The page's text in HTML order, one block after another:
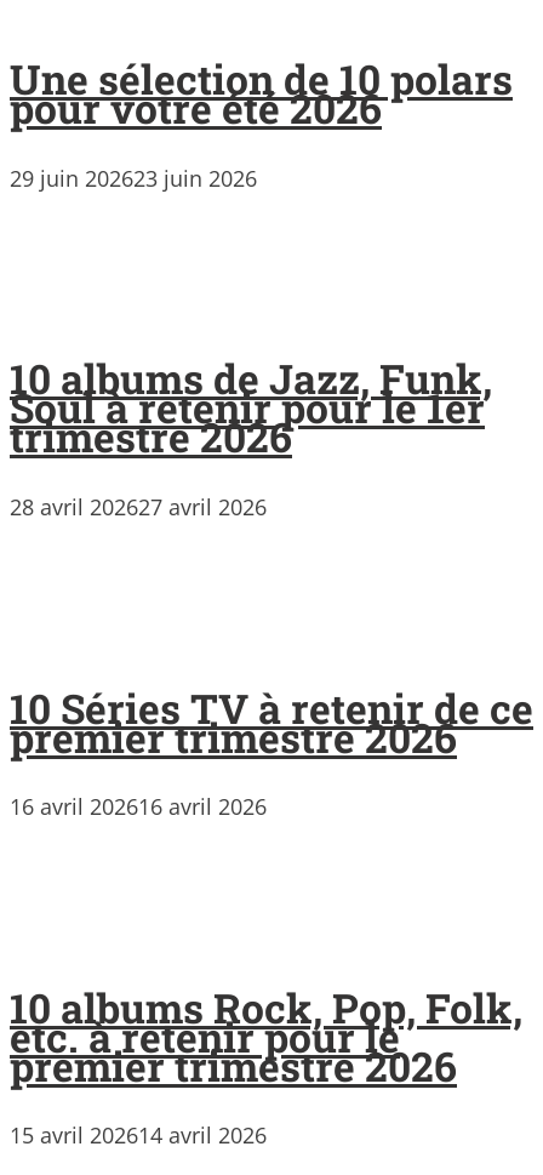
Une sélection de 10 polars
pour votre été 2026
29 juin 202623 juin 2026
10 albums de Jazz, Funk,
Soul à retenir pour le 1er
trimestre 2026
28 avril 202627 avril 2026
10 Séries TV à retenir de ce
premier trimestre 2026
16 avril 202616 avril 2026
10 albums Rock, Pop, Folk,
etc. à retenir pour le
premier trimestre 2026
15 avril 202614 avril 2026